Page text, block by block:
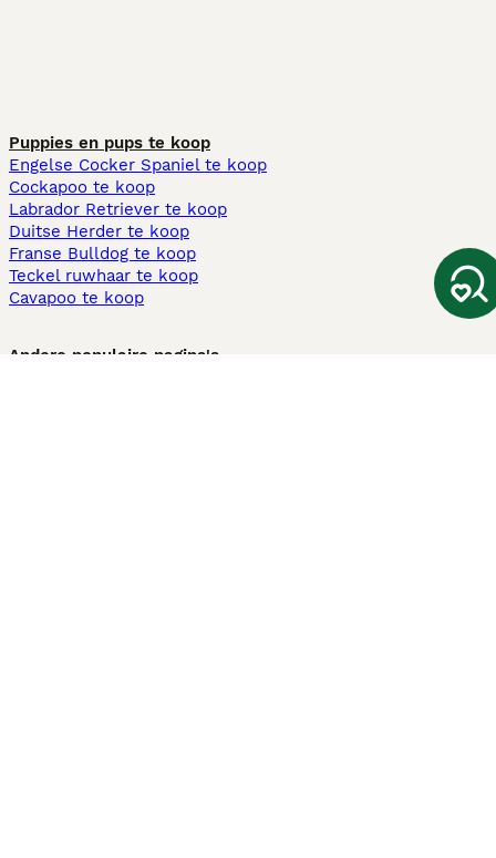
Puppies en pups te koop
Engelse Cocker Spaniel te koop
Cockapoo te koop
Labrador Retriever te koop
Duitse Herder te koop
Franse Bulldog te koop
Teckel ruwhaar te koop
Cavapoo te koop
Andere populaire pagina's